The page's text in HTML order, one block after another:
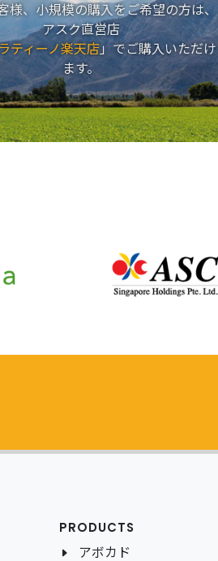
様、小規模の購入をご希望の方は、
アスク直営店
ティーノ楽天店」でご購入いただけ
ます。
PRODUCTS
アボカド